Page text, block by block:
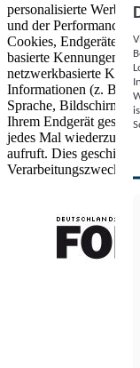
personalisierte
und der Performance
Cookies, Endgeräte-
basierte Kennungen,
netzwerkbasierte
Informationen (z. B.
Sprache,
Ihrem Endgerät
jedes Mal
aufruft. Dies geschieht
Verarbeitungszwecke.
FONDS